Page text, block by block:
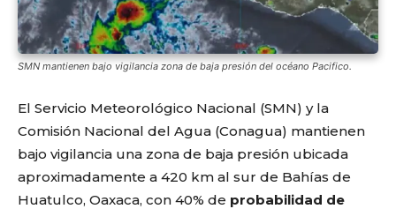
SMN mantienen bajo vigilancia zona de baja presión del océano Pacifico.
El Servicio Meteorológico Nacional (SMN) y la
Comisión Nacional del Agua (Conagua) mantienen
bajo vigilancia una zona de baja presión ubicada
aproximadamente a 420 km al sur de Bahías de
Huatulco, Oaxaca, con 40% de probabilidad de